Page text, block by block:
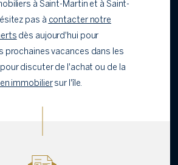
à Saint-Martin et à Saint-
pas à contacter notre
dès aujourd'hui pour
prochaines vacances dans les
discuter de l'achat ou de la
immobiliersur l'île.